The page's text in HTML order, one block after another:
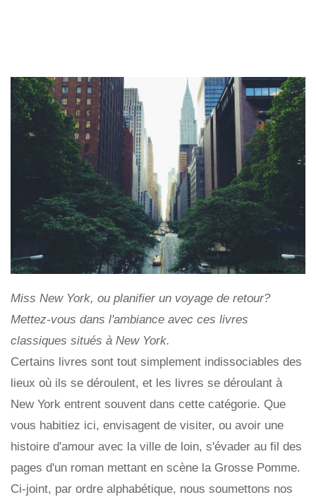
Miss New York, ou planifier un voyage de retour?
Mettez-vous dans l'ambiance avec ces livres
classiques situés à New York.
Certains livres sont tout simplement indissociables des
lieux où ils se déroulent, et les livres se déroulant à
New York entrent souvent dans cette catégorie. Que
vous habitiez ici, envisagent de visiter, ou avoir une
histoire d'amour avec la ville de loin, s'évader au fil des
pages d'un roman mettant en scène la Grosse Pomme.
Ci-joint, par ordre alphabétique, nous soumettons nos